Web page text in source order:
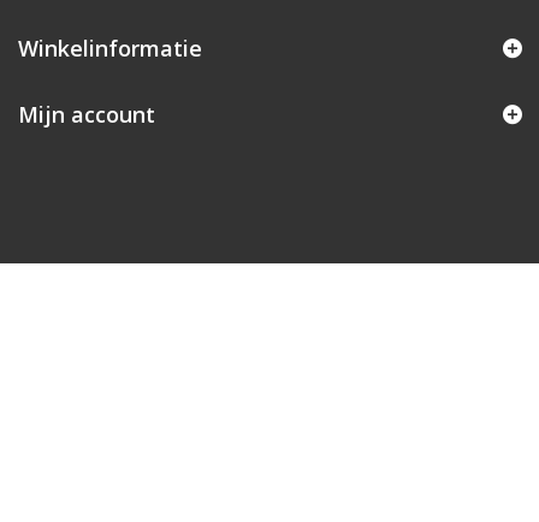
Winkelinformatie
Mijn account